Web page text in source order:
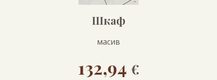
Шкаф
масив
132,94 €